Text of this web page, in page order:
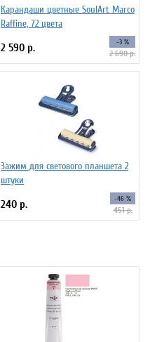
Карандаши цветные SoulArt Marco
Raffine, 72 цвета
2 590 р. -3 %
2 690 р.
Зажим для светового планшета 2
штуки
240 р. -46 %
451 р.